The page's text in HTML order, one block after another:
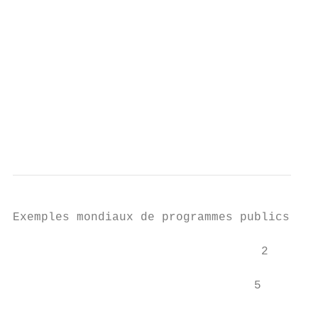
Exemples mondiaux de programmes publics
                                   2
                                  5